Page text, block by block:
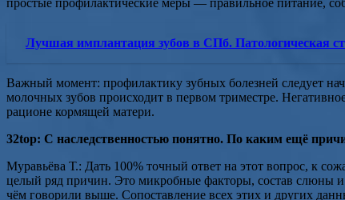
простые профилактические меры — правильное питание,
Лучшая имплантация зубов в СПб. Патологическая
Важный момент: профилактику зубных болезней следует
молочных зубов происходит в первом триместре.
рационе кормящей матери.
32top: С наследственностью понятно. По каким ещё
Муравьёва Т.: Дать 100% точный ответ на этот вопрос, к
целый ряд причин. Это микробные факторы, состав слюны и
чём говорили выше. Сопоставление всех этих и других